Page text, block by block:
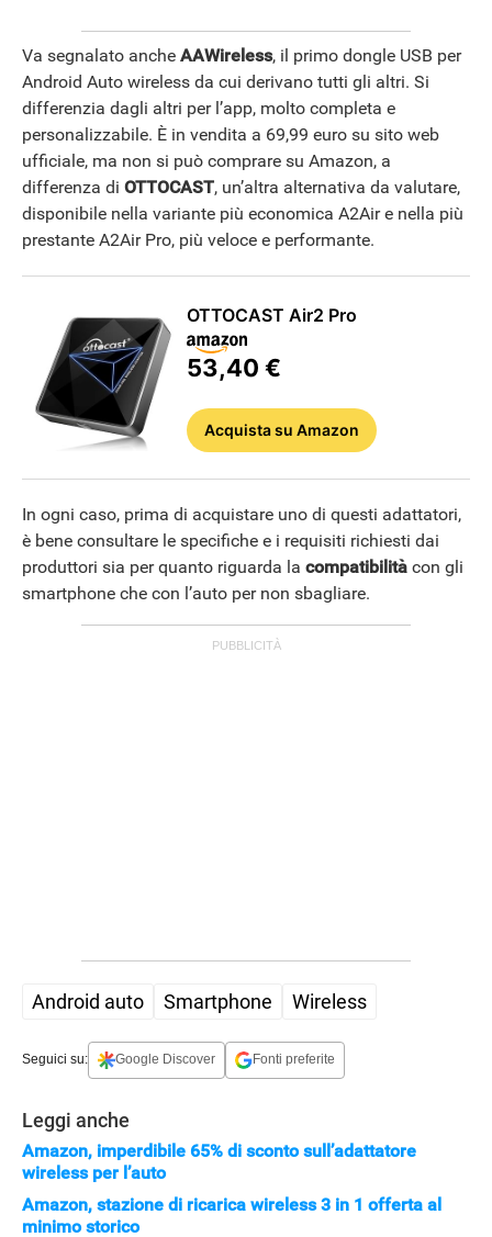
Va segnalato anche AAWireless, il primo dongle USB per
Android Auto wireless da cui derivano tutti gli altri. Si
differenzia dagli altri per l’app, molto completa e
personalizzabile. È in vendita a 69,99 euro su sito web
ufficiale, ma non si può comprare su Amazon, a
differenza di OTTOCAST, un’altra alternativa da valutare,
disponibile nella variante più economica A2Air e nella più
prestante A2Air Pro, più veloce e performante.
OTTOCAST Air2 Pro
53,40 €
Acquistasu Amazon
In ogni caso, prima di acquistare uno di questi adattatori,
è bene consultare le specifiche e i requisiti richiesti dai
produttori sia per quanto riguarda la compatibilità con gli
smartphone che con l’auto per non sbagliare.
Android auto Smartphone Wireless
Seguici su: Google Discover Fonti preferite
Leggi anche
Amazon, imperdibile 65% di sconto sull’adattatore
wireless per l’auto
Amazon, stazione di ricarica wireless 3 in 1 offerta al
minimo storico